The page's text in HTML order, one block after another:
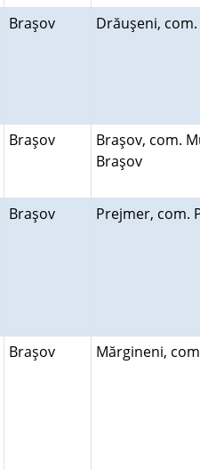
Braşov Drăuşeni, com.
Braşov
Braşov, com.
Braşov
Braşov Prejmer, com.
Braşov Mărgineni,